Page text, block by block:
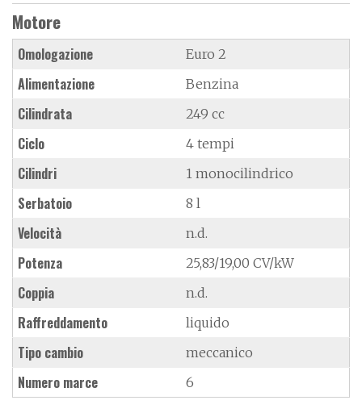
Motore
Omologazione Euro 2
Alimentazione Benzina
Cilindrata 249 cc
Ciclo 4 tempi
Cilindri 1 monocilindrico
Serbatoio 8 l
Velocità n.d.
Potenza 25,83/19,00 CV/kW
Coppia n.d.
Raffreddamento liquido
Tipo cambio meccanico
Numero marce 6